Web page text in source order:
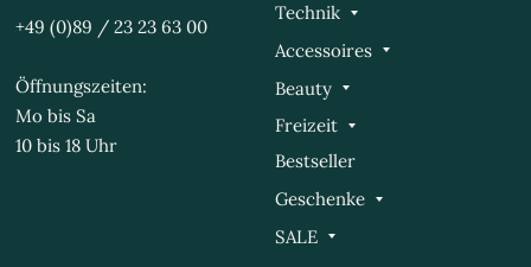
+49 (0)89 / 23 23 63 00
Öffnungszeiten:
Mo bis Sa
10 bis 18 Uhr
Technik
Accessoires
Beauty
Freizeit
Bestseller
Geschenke
SALE